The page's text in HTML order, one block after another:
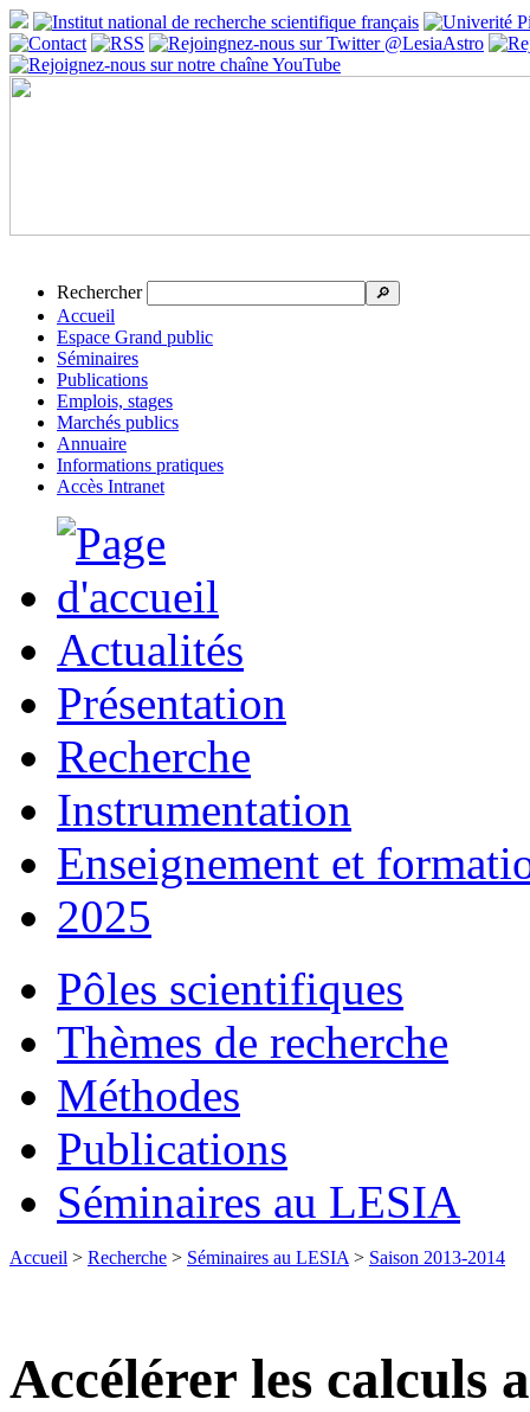
Rechercher 🔎
Accueil
Espace Grand public
Séminaires
Publications
Emplois, stages
Marchés publics
Annuaire
Informations pratiques
Accès Intranet
Actualités
Présentation
Recherche
Instrumentation
Enseignement et
2025
Pôles scientifiques
Thèmes de recherche
Méthodes
Publications
Séminaires au LESIA
Accueil > Recherche > Séminaires au LESIA > Saison 2013-2014
Accélérer les calculs